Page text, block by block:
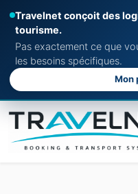
Travelnet conçoit des
tourisme.
Pas exactement ce que
les besoins spécifiques.
Mon